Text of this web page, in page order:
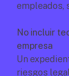
empleados,
No incluir
empresa
Un
riesgos